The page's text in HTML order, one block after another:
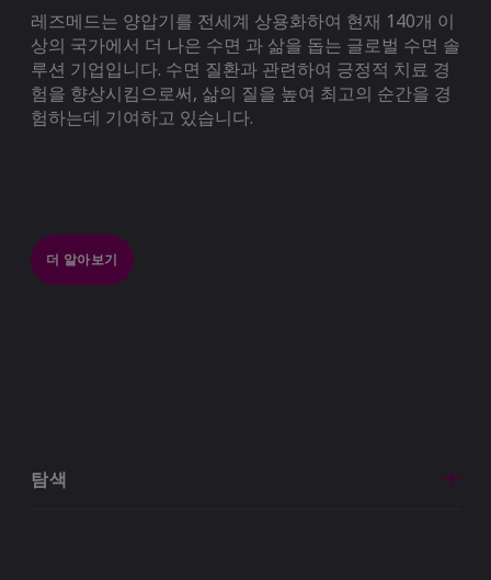
레즈메드는 양압기를 전세계 상용화하여 현재 140개 이
상의 국가에서 더 나은 수면 과 삶을 돕는 글로벌 수면 솔
루션 기업입니다. 수면 질환과 관련하여 긍정적 치료 경
험을 향상시킴으로써, 삶의 질을 높여 최고의 순간을 경
험하는데 기여하고 있습니다.
더 알아보기
탐색